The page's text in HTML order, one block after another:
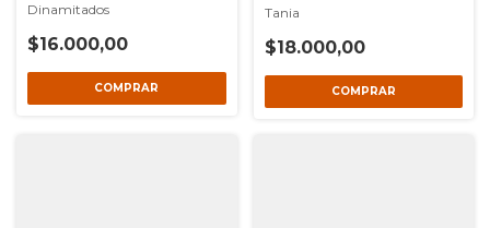
Dinamitados
$16.000,00
Tania
$18.000,00